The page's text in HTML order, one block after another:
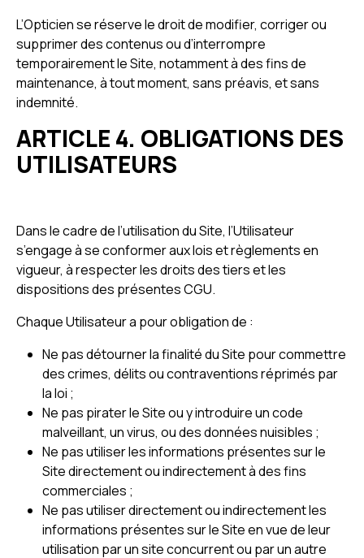
L’Opticien se réserve le droit de modifier, corriger ou
supprimer des contenus ou d’interrompre
temporairement le Site, notamment à des fins de
maintenance, à tout moment, sans préavis, et sans
indemnité.
ARTICLE 4. OBLIGATIONS DES
UTILISATEURS
Dans le cadre de l’utilisation du Site, l’Utilisateur
s’engage à se conformer aux lois et règlements en
vigueur, à respecter les droits des tiers et les
dispositions des présentes CGU.
Chaque Utilisateur a pour obligation de :
Ne pas détourner la finalité du Site pour commettre
des crimes, délits ou contraventions réprimés par
la loi ;
Ne pas pirater le Site ou y introduire un code
malveillant, un virus, ou des données nuisibles ;
Ne pas utiliser les informations présentes sur le
Site directement ou indirectement à des fins
commerciales ;
Ne pas utiliser directement ou indirectement les
informations présentes sur le Site en vue de leur
utilisation par un site concurrent ou par un autre